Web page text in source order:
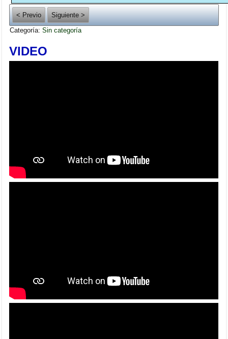
< Previo
Siguiente >
Categoría:Sin categoría
VIDEO